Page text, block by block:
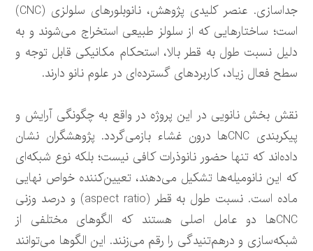
جداسازی. عنصر کلیدی پژوهش، نانوبلورهای سلولزی (CNC)
است؛ ساختارهایی که از سلولز طبیعی استخراج می‌شوند و به
دلیل نسبت طول به قطر بالا، استحکام مکانیکی قابل توجه و
سطح فعال زیاد، کاربردهای گسترده‌ای در علوم نانو دارند.
نقش بخش نانویی در این پروژه در واقع به چگونگی آرایش و
پیکربندی CNCها درون غشاء بازمی‌گردد. پژوهشگران نشان
داده‌اند که تنها حضور نانوذرات کافی نیست؛ بلکه نوع شبکه‌ای
که این نانومیله‌ها تشکیل می‌دهند، تعیین‌کننده خواص نهایی
ماده است. نسبت طول به قطر (aspect ratio) و درصد وزنی
CNCها دو عامل اصلی هستند که الگوهای مختلفی از
شبکه‌سازی و درهم‌تنیدگی را رقم می‌زنند. این الگوها می‌توانند